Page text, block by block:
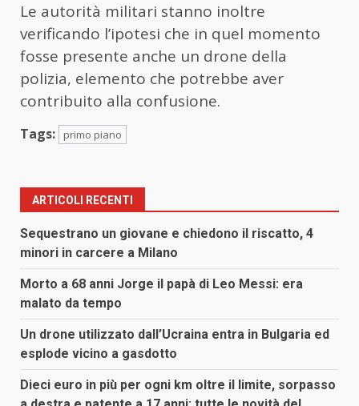
Le autorità militari stanno inoltre
verificando l’ipotesi che in quel momento
fosse presente anche un drone della
polizia, elemento che potrebbe aver
contribuito alla confusione.
Tags: primo piano
ARTICOLI RECENTI
Sequestrano un giovane e chiedono il riscatto, 4
minori in carcere a Milano
Morto a 68 anni Jorge il papà di Leo Messi: era
malato da tempo
Un drone utilizzato dall’Ucraina entra in Bulgaria ed
esplode vicino a gasdotto
Dieci euro in più per ogni km oltre il limite, sorpasso